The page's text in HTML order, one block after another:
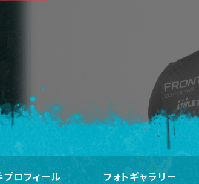
ロフィール フォトギャラリー